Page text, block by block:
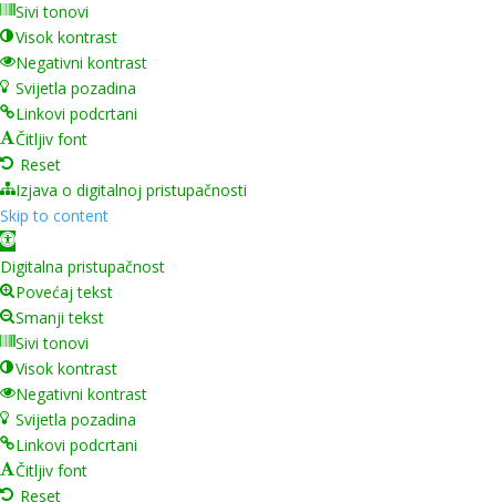
Sivi tonovi
Visok kontrast
Negativni kontrast
Svijetla pozadina
Linkovi podcrtani
Čitljiv font
Reset
Izjava o digitalnoj pristupačnosti
Skip to content
Open toolbar
Digitalna pristupačnost
Povećaj tekst
Smanji tekst
Sivi tonovi
Visok kontrast
Negativni kontrast
Svijetla pozadina
Linkovi podcrtani
Čitljiv font
Reset